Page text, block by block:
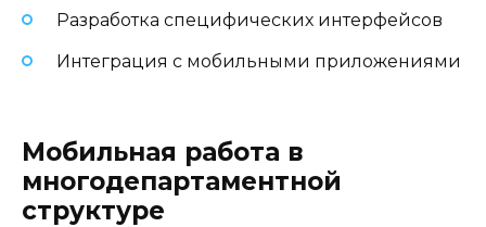
Разработка специфических интерфейсов
Интеграция с мобильными приложениями
Мобильная работа в
многодепартаментной
структуре